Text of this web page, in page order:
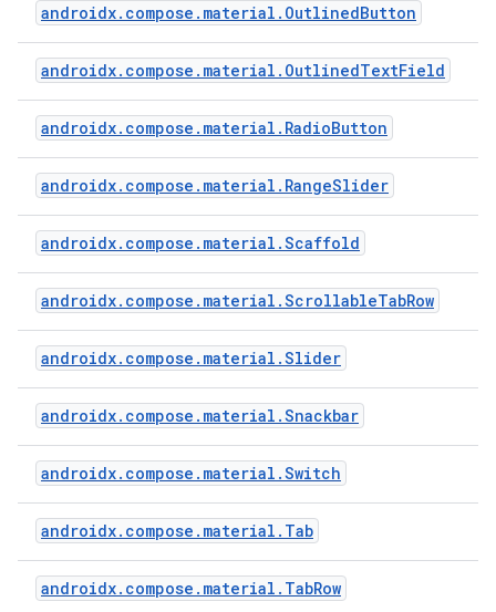
androidx.compose.material.OutlinedButton
androidx.compose.material.OutlinedTextField
androidx.compose.material.RadioButton
androidx.compose.material.RangeSlider
androidx.compose.material.Scaffold
androidx.compose.material.ScrollableTabRow
androidx.compose.material.Slider
androidx.compose.material.Snackbar
androidx.compose.material.Switch
androidx.compose.material.Tab
androidx.compose.material.TabRow